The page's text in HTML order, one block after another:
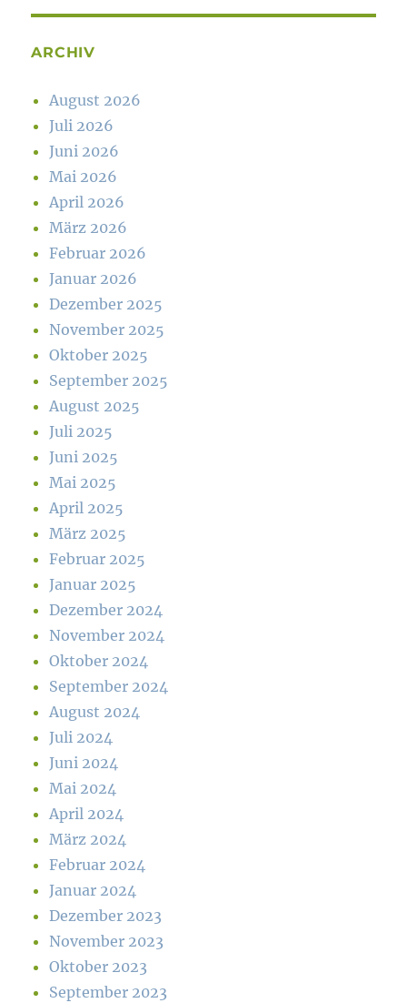
ARCHIV
August 2026
Juli 2026
Juni 2026
Mai 2026
April 2026
März 2026
Februar 2026
Januar 2026
Dezember 2025
November 2025
Oktober 2025
September 2025
August 2025
Juli 2025
Juni 2025
Mai 2025
April 2025
März 2025
Februar 2025
Januar 2025
Dezember 2024
November 2024
Oktober 2024
September 2024
August 2024
Juli 2024
Juni 2024
Mai 2024
April 2024
März 2024
Februar 2024
Januar 2024
Dezember 2023
November 2023
Oktober 2023
September 2023